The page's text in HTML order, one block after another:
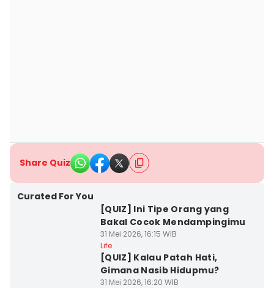
Share Quiz
Curated For You
[QUIZ] Ini Tipe Orang yang
Bakal Cocok Mendampingimu
31 Mei 2026, 16:15 WIB
Life
[QUIZ] Kalau Patah Hati,
Gimana Nasib Hidupmu?
31 Mei 2026, 16:20 WIB